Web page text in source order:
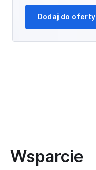
Dodaj do oferty
Wsparcie